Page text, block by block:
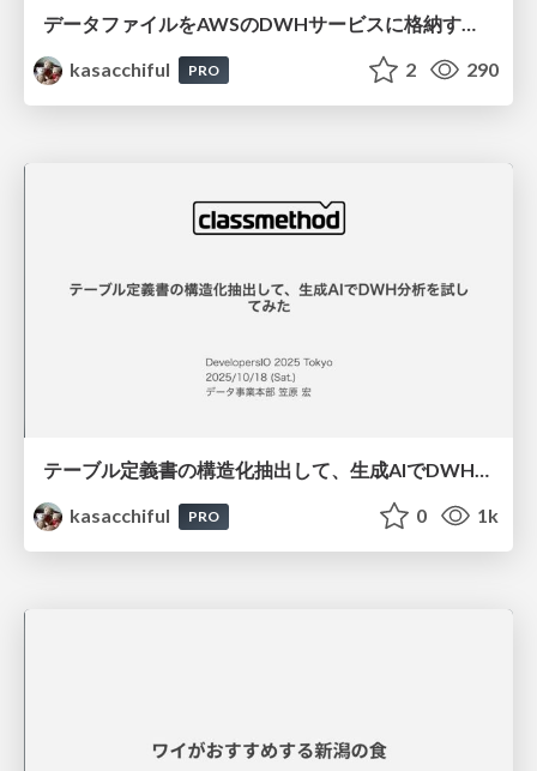
kasacchiful
PRO 2 290
テーブル定義書の構造化抽出して、生成AIでDWH分析を試してみた / devio2025tokyo
kasacchiful
PRO 0 1k